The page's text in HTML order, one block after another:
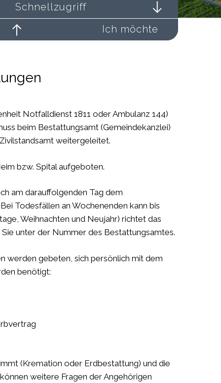
Schnellzugriff
Ich möchte
Notfalldienst 1811 oder Ambulanz 144)
beim Bestattungsamt (Gemeindekanzlei)
weitergeleitet.
bzw. Spital aufgeboten.
am darauffolgenden Tag dem
Todesfällen an Wochenenden kann bis
Weihnachten und Neujahr) richtet das
unter der Nummer des Bestattungsamtes.
werden gebeten, sich persönlich mit dem
benötigt:
(Kremation oder Erdbestattung) und die
weitere Fragen der Angehörigen